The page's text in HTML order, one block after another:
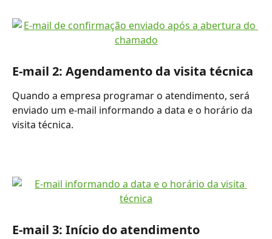
E-mail 2: Agendamento da visita técnica
Quando a empresa programar o atendimento, será
enviado um e-mail informando a data e o horário da
visita técnica.
E-mail 3: Início do atendimento